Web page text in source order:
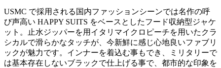
USMC で採用される国内ファッションシーンでは名作の呼
び声高い HAPPY SUITS をベースとしたフード収納型ジャケ
ット。止水ジッパーを用イタリマイクロピーチを用いたクラ
シカルで滑らかなタッチが、今新鮮に感じ心地良いファブリ
ックが魅力です。インナーを着込む事もでき、ミリタリーで
は基本存在しないブラックで仕上げる事で、都市的な印象を